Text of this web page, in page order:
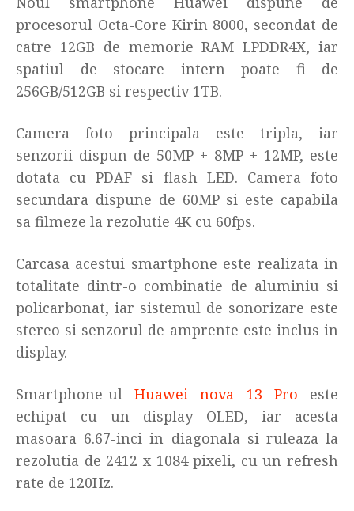
procesorul Octa-Core Kirin 8000, secondat de
catre 12GB de memorie RAM LPDDR4X, iar
spatiul de stocare intern poate fi de
256GB/512GB si respectiv 1TB.
Camera foto principala este tripla, iar
senzorii dispun de 50MP + 8MP + 12MP, este
dotata cu PDAF si flash LED. Camera foto
secundara dispune de 60MP si este capabila
sa filmeze la rezolutie 4K cu 60fps.
Carcasa acestui smartphone este realizata in
totalitate dintr-o combinatie de aluminiu si
policarbonat, iar sistemul de sonorizare este
stereo si senzorul de amprente este inclus in
display.
Smartphone-ulHuawei nova 13 Pro este
echipat cu un display OLED, iar acesta
masoara 6.67-inci in diagonala si ruleaza la
rezolutia de 2412 x 1084 pixeli, cu un refresh
rate de 120Hz.